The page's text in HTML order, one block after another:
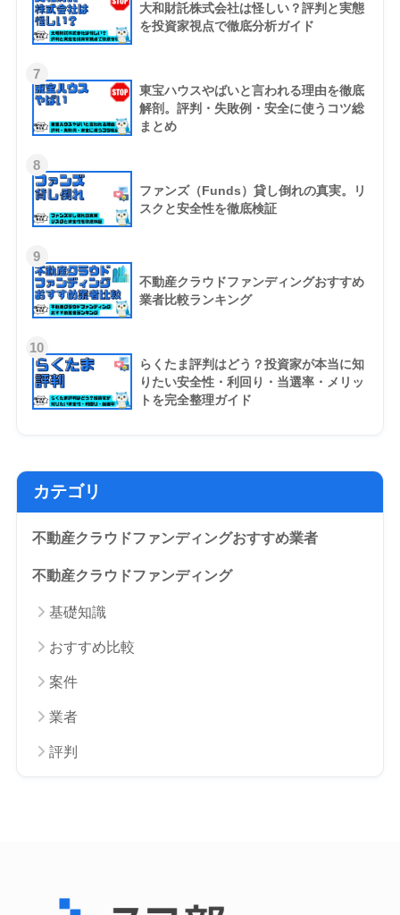
大和財託株式会社は怪しい？評判と実態
を投資家視点で徹底分析ガイド
7
東宝ハウスやばいと言われる理由を徹底
解剖。評判・失敗例・安全に使うコツ総
まとめ
8
ファンズ（Funds）貸し倒れの真実。リ
スクと安全性を徹底検証
9
不動産クラウドファンディングおすすめ
業者比較ランキング
10
らくたま評判はどう？投資家が本当に知
りたい安全性・利回り・当選率・メリッ
トを完全整理ガイド
カテゴリ
不動産クラウドファンディングおすすめ業者
不動産クラウドファンディング
基礎知識
おすすめ比較
案件
業者
評判